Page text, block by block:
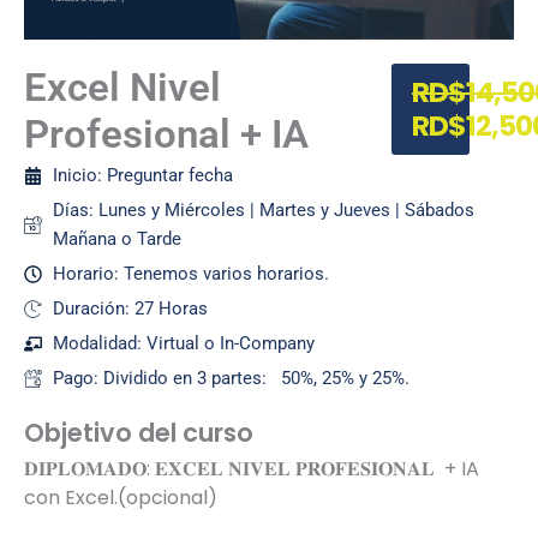
Excel Nivel
Profesional + IA
RD$
El
precio
original
RD$
El
precio
actual
Inicio: Preguntar fecha
Días: Lunes y Miércoles | Martes y Jueves | Sábados
Mañana o Tarde
Horario: Tenemos varios horarios.
Duración: 27 Horas
Modalidad: Virtual o In-Company
Pago: Dividido en 3 partes: 50%, 25% y 25%.
Objetivo del curso
𝐃𝐈𝐏𝐋𝐎𝐌𝐀𝐃𝐎: 𝐄𝐗𝐂𝐄𝐋 𝐍𝐈𝐕𝐄𝐋 𝐏𝐑𝐎𝐅𝐄𝐒𝐈𝐎𝐍𝐀𝐋 + IA
con Excel.(opcional)